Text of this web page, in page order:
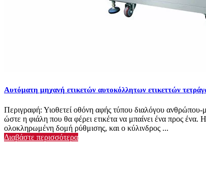
Αυτόματη μηχανή ετικετών αυτοκόλλητων ετικεττών
Περιγραφή: Υιοθετεί οθόνη αφής τύπου διαλόγου ανθρώπου-
ώστε η φιάλη που θα φέρει ετικέτα να μπαίνει ένα προς ένα.
ολοκληρωμένη δομή ρύθμισης, και ο κύλινδρος ...
Διαβάστε περισσότερα